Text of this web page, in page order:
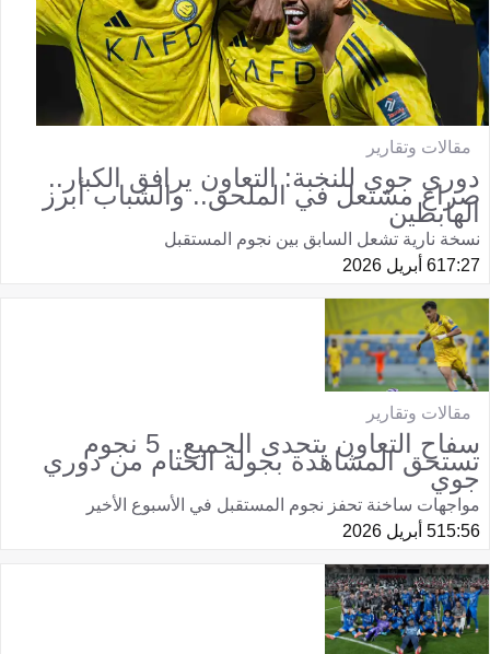
مقالات وتقارير
دوري جوي للنخبة: التعاون يرافق الكبار..
صراع مشتعل في الملحق.. والشباب أبرز
الهابطين
نسخة نارية تشعل السابق بين نجوم المستقبل
17:276 أبريل 2026
مقالات وتقارير
سفاح التعاون يتحدى الجميع.. 5 نجوم
تستحق المشاهدة بجولة الختام من دوري
جوي
مواجهات ساخنة تحفز نجوم المستقبل في الأسبوع الأخير
15:565 أبريل 2026